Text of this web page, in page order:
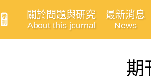
關於問題與研究
About this journal
最新消息
News
期